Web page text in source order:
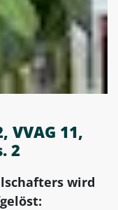
VVAG 11,
2
wird